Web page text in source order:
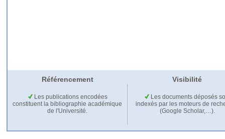
Référencement Visibilité
Les publications encodées
constituent la bibliographie académique
de l'Université.
Les documents déposés
indexés par les moteurs de
(Google Scholar,…).